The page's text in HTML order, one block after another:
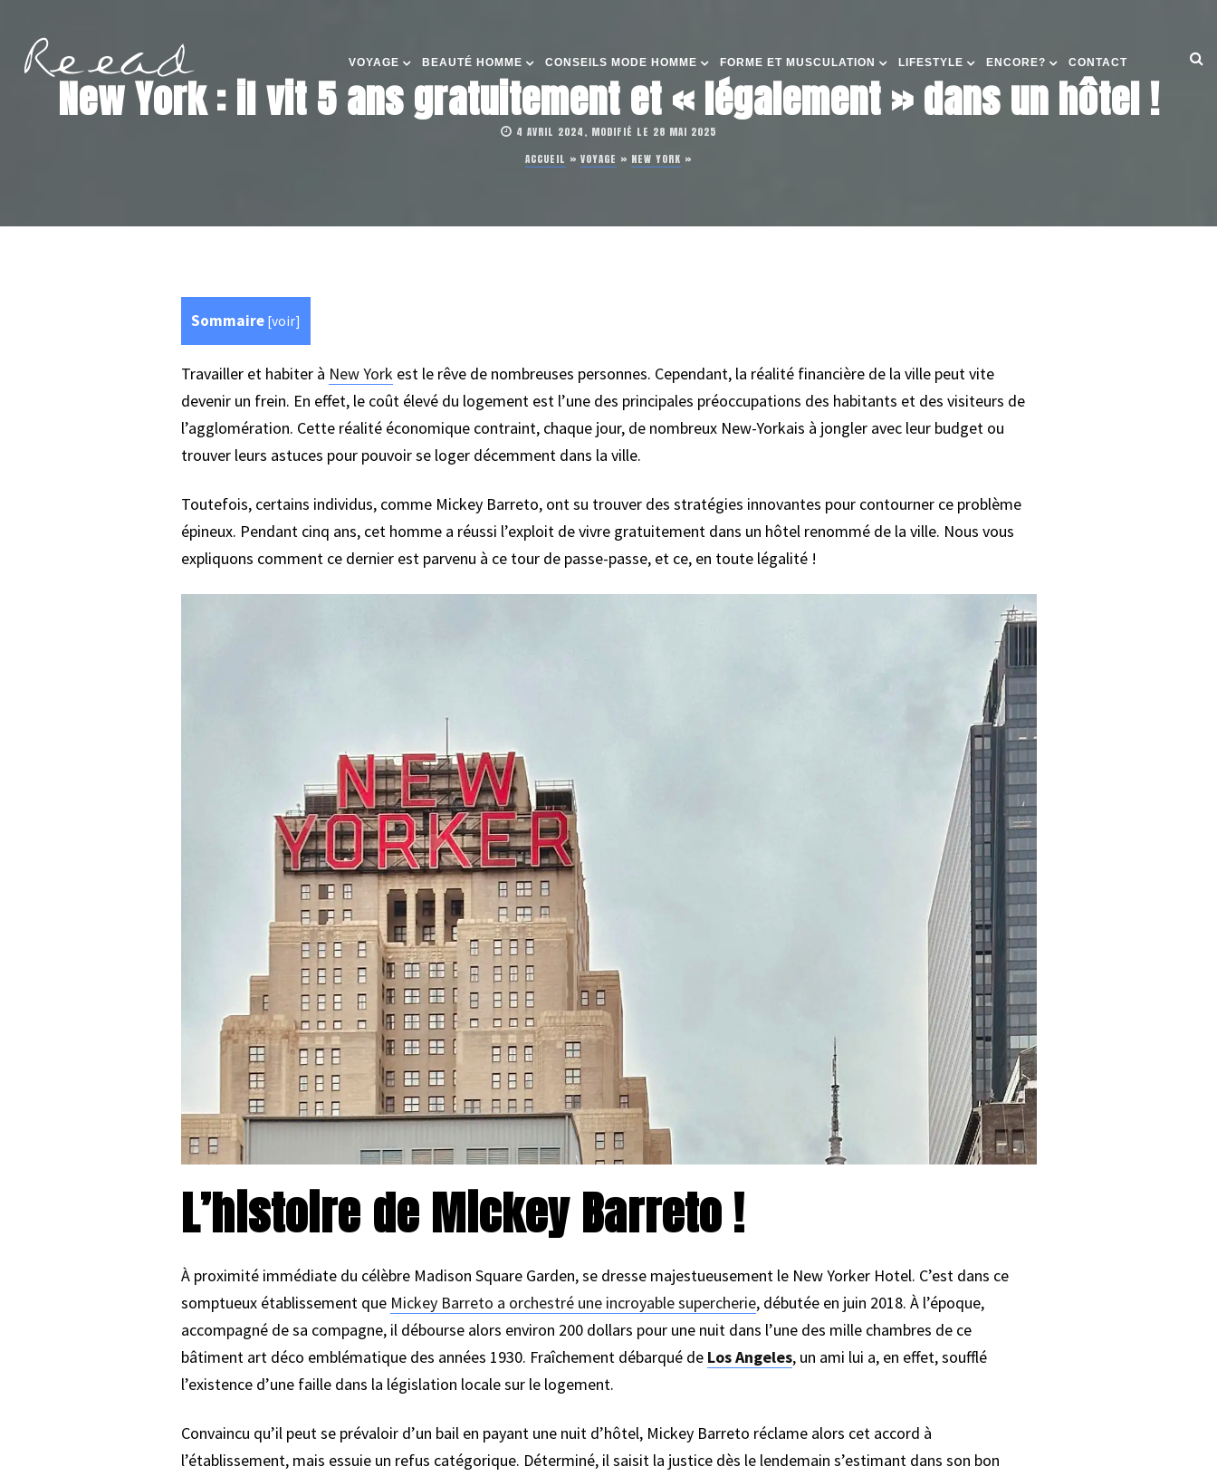
VOYAGE BEAUTÉ HOMME CONSEILS MODE HOMME FORME ET MUSCULATION LIFESTYLE ENCORE? CONTACT
New York : il vit 5 ans gratuitement et « légalement » dans un hôtel !
4 AVRIL 2024, MODIFIÉ LE 28 MAI 2025
ACCUEIL » VOYAGE » NEW YORK »
Sommaire [voir]
Travailler et habiter à New York est le rêve de nombreuses personnes. Cependant, la réalité financière de la ville peut vite
devenir un frein. En effet, le coût élevé du logement est l’une des principales préoccupations des habitants et des visiteurs de
l’agglomération. Cette réalité économique contraint, chaque jour, de nombreux New-Yorkais à jongler avec leur budget ou
trouver leurs astuces pour pouvoir se loger décemment dans la ville.
Toutefois, certains individus, comme Mickey Barreto, ont su trouver des stratégies innovantes pour contourner ce problème
épineux. Pendant cinq ans, cet homme a réussi l’exploit de vivre gratuitement dans un hôtel renommé de la ville. Nous vous
expliquons comment ce dernier est parvenu à ce tour de passe-passe, et ce, en toute légalité !
L’histoire de Mickey Barreto !
À proximité immédiate du célèbre Madison Square Garden, se dresse majestueusement le New Yorker Hotel. C’est dans ce
somptueux établissement que Mickey Barreto a orchestré une incroyable supercherie, débutée en juin 2018. À l’époque,
accompagné de sa compagne, il débourse alors environ 200 dollars pour une nuit dans l’une des mille chambres de ce
bâtiment art déco emblématique des années 1930. Fraîchement débarqué de Los Angeles, un ami lui a, en effet, soufflé
l’existence d’une faille dans la législation locale sur le logement.
Convaincu qu’il peut se prévaloir d’un bail en payant une nuit d’hôtel, Mickey Barreto réclame alors cet accord à
l’établissement, mais essuie un refus catégorique. Déterminé, il saisit la justice dès le lendemain s’estimant dans son bon